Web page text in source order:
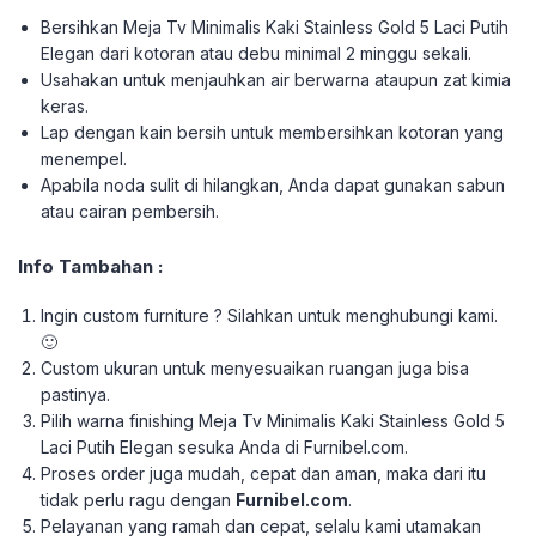
Bersihkan Meja Tv Minimalis Kaki Stainless Gold 5 Laci Putih
Elegan dari kotoran atau debu minimal 2 minggu sekali.
Usahakan untuk menjauhkan air berwarna ataupun zat kimia
keras.
Lap dengan kain bersih untuk membersihkan kotoran yang
menempel.
Apabila noda sulit di hilangkan, Anda dapat gunakan sabun
atau cairan pembersih.
Info Tambahan :
Ingin custom furniture ? Silahkan untuk menghubungi kami.
🙂
Custom ukuran untuk menyesuaikan ruangan juga bisa
pastinya.
Pilih warna finishing Meja Tv Minimalis Kaki Stainless Gold 5
Laci Putih Elegan sesuka Anda di Furnibel.com.
Proses order juga mudah, cepat dan aman, maka dari itu
tidak perlu ragu dengan Furnibel.com.
Pelayanan yang ramah dan cepat, selalu kami utamakan